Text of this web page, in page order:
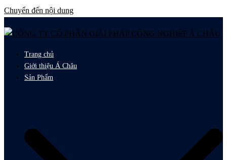
Chuyển đến nội dung
Trang chủ
Giới thiệu Á Châu
Sản Phẩm